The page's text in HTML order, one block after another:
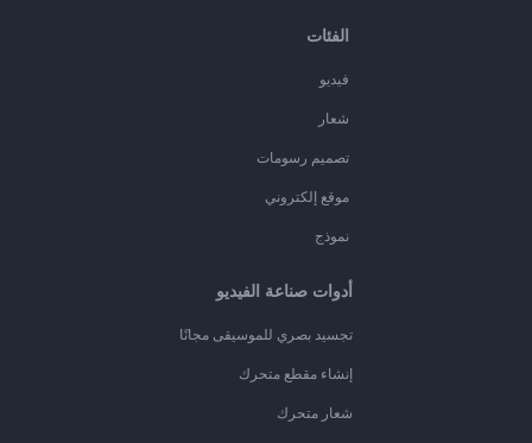
الفئات
فيديو
شعار
تصميم رسومات
موقع إلكتروني
نموذج
أدوات صناعة الفيديو
تجسيد بصري للموسيقى مجانًا
إنشاء مقطع متحرك
شعار متحرك